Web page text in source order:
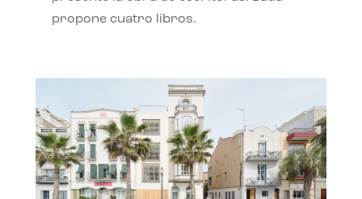
propone cuatro libros.